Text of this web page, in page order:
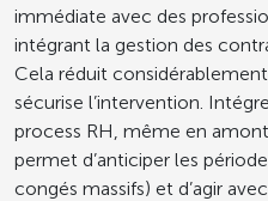
immédiate avec des
intégrant la gestion des
Cela réduit
sécurise l’intervention.
process RH, même en
permet d’anticiper les
congés massifs) et d’agir